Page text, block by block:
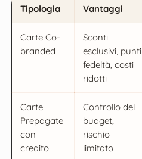
Tipologia Vantaggi
Carte Co-
branded
Sconti
esclusivi, punti
fedeltà, costi
ridotti
Carte
Prepagate
con
credito
Controllo del
budget,
rischio
limitato